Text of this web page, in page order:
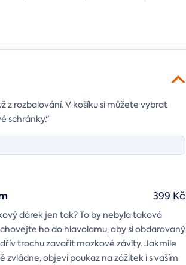
z rozbalování. V košíku si můžete vybrat
schránky."
dárek jen tak? To by nebyla taková
ho do hlavolamu, aby si obdarovaný
trochu zavařit mozkové závity. Jakmile
zvládne, objeví poukaz na zážitek i s vaším
399 Kč